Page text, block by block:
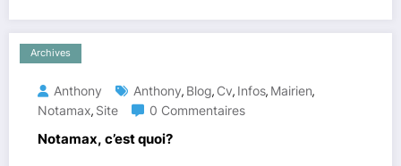
Archives
Anthony Anthony, Blog, Cv, Infos, Mairien,
Notamax, Site 0 Commentaires
Notamax, c’est quoi?